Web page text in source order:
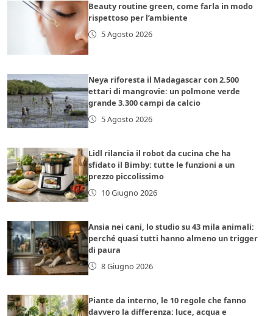
Beauty routine green, come farla in modo
rispettoso per l’ambiente
5 Agosto 2026
Neya riforesta il Madagascar con 2.500
ettari di mangrovie: un polmone verde
grande 3.300 campi da calcio
5 Agosto 2026
Lidl rilancia il robot da cucina che ha
sfidato il Bimby: tutte le funzioni a un
prezzo piccolissimo
10 Giugno 2026
Ansia nei cani, lo studio su 43 mila animali:
perché quasi tutti hanno almeno un trigger
di paura
8 Giugno 2026
Piante da interno, le 10 regole che fanno
davvero la differenza: luce, acqua e